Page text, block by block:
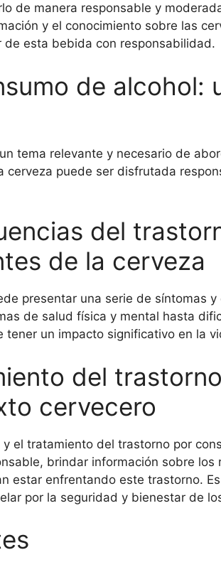
de manera responsable y
y el conocimiento sobre las
esta bebida con responsabilidad.
de alcohol:
tema relevante y necesario de
cerveza puede ser disfrutada
del
de la cerveza
presentar una serie de síntomas
de salud física y mental hasta
un impacto significativo en la
del
cervecero
el tratamiento del trastorno por
brindar información sobre
estar enfrentando este trastorno.
por la seguridad y bienestar de